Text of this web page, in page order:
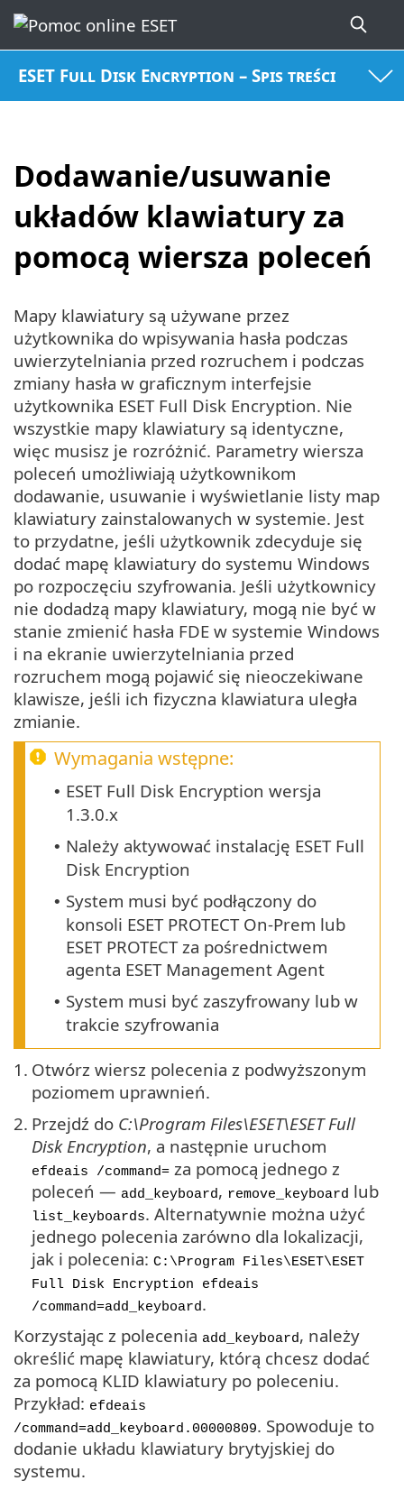
ESET Full Disk Encryption – Spis treści
Dodawanie/usuwanie
układów klawiatury za
pomocą wiersza poleceń
Mapy klawiatury są używane przez
użytkownika do wpisywania hasła podczas
uwierzytelniania przed rozruchem i podczas
zmiany hasła w graficznym interfejsie
użytkownika ESET Full Disk Encryption. Nie
wszystkie mapy klawiatury są identyczne,
więc musisz je rozróżnić. Parametry wiersza
poleceń umożliwiają użytkownikom
dodawanie, usuwanie i wyświetlanie listy map
klawiatury zainstalowanych w systemie. Jest
to przydatne, jeśli użytkownik zdecyduje się
dodać mapę klawiatury do systemu Windows
po rozpoczęciu szyfrowania. Jeśli użytkownicy
nie dodadzą mapy klawiatury, mogą nie być w
stanie zmienić hasła FDE w systemie Windows
i na ekranie uwierzytelniania przed
rozruchem mogą pojawić się nieoczekiwane
klawisze, jeśli ich fizyczna klawiatura uległa
zmianie.
Wymagania wstępne:
• ESET Full Disk Encryption wersja
1.3.0.x
• Należy aktywować instalację ESET Full
Disk Encryption
• System musi być podłączony do
konsoli ESET PROTECT On-Prem lub
ESET PROTECT za pośrednictwem
agenta ESET Management Agent
• System musi być zaszyfrowany lub w
trakcie szyfrowania
1. Otwórz wiersz polecenia z podwyższonym
poziomem uprawnień.
2. Przejdź do C:\Program Files\ESET\ESET Full
Disk Encryption, a następnie uruchom
efdeais /command= za pomocą jednego z
poleceń — add_keyboard, remove_keyboard lub
list_keyboards. Alternatywnie można użyć
jednego polecenia zarówno dla lokalizacji,
jak i polecenia: C:\Program Files\ESET\ESET
Full Disk Encryption efdeais
/command=add_keyboard.
Korzystając z polecenia add_keyboard, należy
określić mapę klawiatury, którą chcesz dodać
za pomocą KLID klawiatury po poleceniu.
Przykład: efdeais
/command=add_keyboard.00000809. Spowoduje to
dodanie układu klawiatury brytyjskiej do
systemu.